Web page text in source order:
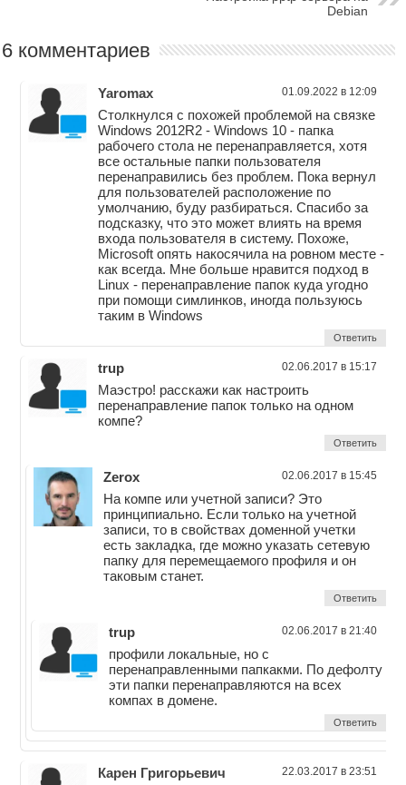
Debian
6 комментариев
Yaromax 01.09.2022 в 12:09
Столкнулся с похожей проблемой на связке
Windows 2012R2 - Windows 10 - папка
рабочего стола не перенаправляется, хотя
все остальные папки пользователя
перенаправились без проблем. Пока вернул
для пользователей расположение по
умолчанию, буду разбираться. Спасибо за
подсказку, что это может влиять на время
входа пользователя в систему. Похоже,
Microsoft опять накосячила на ровном месте -
как всегда. Мне больше нравится подход в
Linux - перенаправление папок куда угодно
при помощи симлинков, иногда пользуюсь
таким в Windows
Ответить
trup 02.06.2017 в 15:17
Маэстро! расскажи как настроить
перенаправление папок только на одном
компе?
Ответить
Zerox 02.06.2017 в 15:45
На компе или учетной записи? Это
принципиально. Если только на учетной
записи, то в свойствах доменной учетки
есть закладка, где можно указать сетевую
папку для перемещаемого профиля и он
таковым станет.
Ответить
trup 02.06.2017 в 21:40
профили локальные, но с
перенаправленными папкакми. По дефолту
эти папки перенаправляются на всех
компах в домене.
Ответить
Карен Григорьевич 22.03.2017 в 23:51